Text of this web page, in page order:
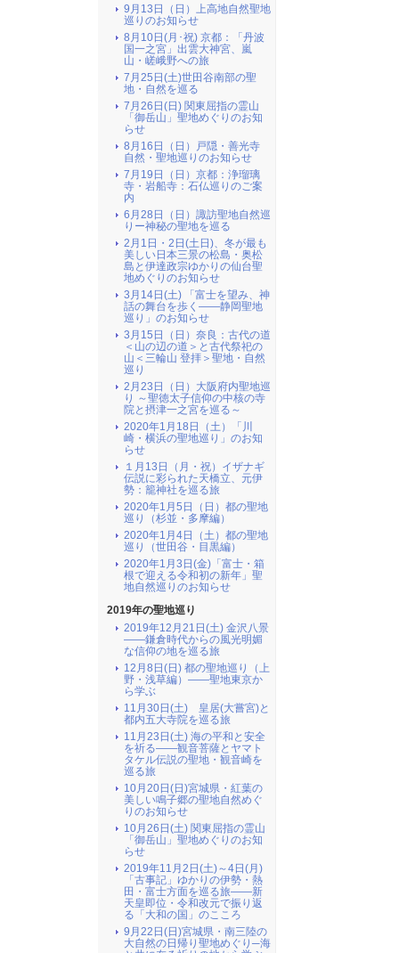
9月13日（日）上高地自然聖地
巡りのお知らせ
8月10日(月･祝) 京都：「丹波
国一之宮」出雲大神宮、嵐
山・嵯峨野への旅
7月25日(土)世田谷南部の聖
地・自然を巡る
7月26日(日) 関東屈指の霊山
「御岳山」聖地めぐりのお知
らせ
8月16日（日）戸隠・善光寺
自然・聖地巡りのお知らせ
7月19日（日）京都：浄瑠璃
寺・岩船寺：石仏巡りのご案
内
6月28日（日）諏訪聖地自然巡
りー神秘の聖地を巡る
2月1日・2日(土日)、冬が最も
美しい日本三景の松島・奥松
島と伊達政宗ゆかりの仙台聖
地めぐりのお知らせ
3月14日(土) 「富士を望み、神
話の舞台を歩く――静岡聖地
巡り」のお知らせ
3月15日（日）奈良：古代の道
＜山の辺の道＞と古代祭祀の
山＜三輪山 登拝＞聖地・自然
巡り
2月23日（日）大阪府内聖地巡
り ～聖徳太子信仰の中核の寺
院と摂津一之宮を巡る～
2020年1月18日（土）「川
崎・横浜の聖地巡り」のお知
らせ
１月13日（月・祝）イザナギ
伝説に彩られた天橋立、元伊
勢：籠神社を巡る旅
2020年1月5日（日）都の聖地
巡り（杉並・多摩編）
2020年1月4日（土）都の聖地
巡り（世田谷・目黒編）
2020年1月3日(金)「富士・箱
根で迎える令和初の新年」聖
地自然巡りのお知らせ
2019年の聖地巡り
2019年12月21日(土) 金沢八景
――鎌倉時代からの風光明媚
な信仰の地を巡る旅
12月8日(日) 都の聖地巡り（上
野・浅草編）――聖地東京か
ら学ぶ
11月30日(土) 皇居(大嘗宮)と
都内五大寺院を巡る旅
11月23日(土) 海の平和と安全
を祈る――観音菩薩とヤマト
タケル伝説の聖地・観音崎を
巡る旅
10月20日(日)宮城県・紅葉の
美しい鳴子郷の聖地自然めぐ
りのお知らせ
10月26日(土) 関東屈指の霊山
「御岳山」聖地めぐりのお知
らせ
2019年11月2日(土)～4日(月)
「古事記」ゆかりの伊勢・熱
田・富士方面を巡る旅――新
天皇即位・令和改元で振り返
る「大和の国」のこころ
9月22日(日)宮城県・南三陸の
大自然の日帰り聖地めぐり─海